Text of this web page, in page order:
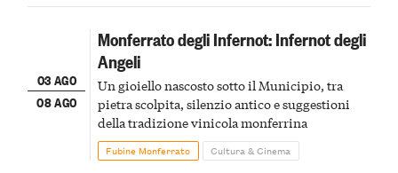
03 AGO
08 AGO
Monferrato degli Infernot: Infernot degli
Angeli
Un gioiello nascosto sotto il Municipio, tra
pietra scolpita, silenzio antico e suggestioni
della tradizione vinicola monferrina
Fubine Monferrato Cultura & Cinema